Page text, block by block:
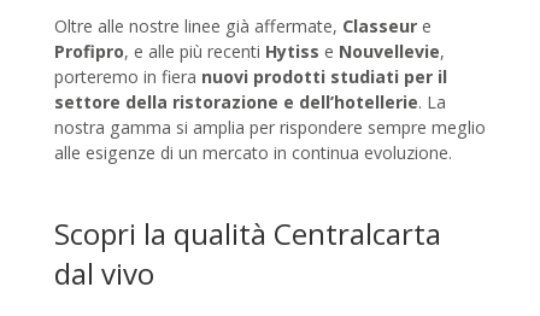
Oltre alle nostre linee già affermate, Classeur e
Profipro, e alle più recenti Hytiss e Nouvellevie,
porteremo in fiera nuovi prodotti studiati per il
settore della ristorazione e dell’hotellerie. La
nostra gamma si amplia per rispondere sempre meglio
alle esigenze di un mercato in continua evoluzione.
Scopri la qualità Centralcarta
dal vivo